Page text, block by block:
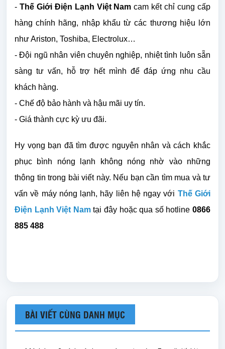
- Thế Giới Điện Lạnh Việt Nam cam kết chỉ cung cấp
hàng chính hãng, nhập khẩu từ các thương hiệu lớn
như Ariston, Toshiba, Electrolux…
- Đội ngũ nhân viên chuyên nghiệp, nhiệt tình luôn sẵn
sàng tư vấn, hỗ trợ hết mình để đáp ứng nhu cầu
khách hàng.
- Chế độ bảo hành và hậu mãi uy tín.
- Giá thành cực kỳ ưu đãi.
Hy vọng bạn đã tìm được nguyên nhân và cách khắc
phục bình nóng lạnh không nóng nhờ vào những
thông tin trong bài viết này. Nếu bạn cần tìm mua và tư
vấn về máy nóng lạnh, hãy liên hệ ngay với Thế Giới
Điện Lạnh Việt Namtại đây hoặc qua số hotline0866
885 488
BÀI VIẾT CÙNG DANH MỤC